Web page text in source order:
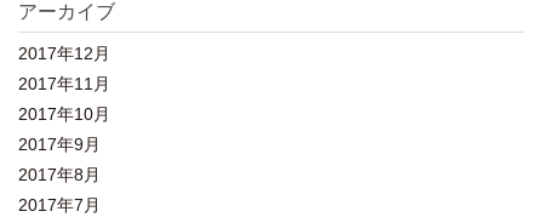
アーカイブ
2017年12月
2017年11月
2017年10月
2017年9月
2017年8月
2017年7月